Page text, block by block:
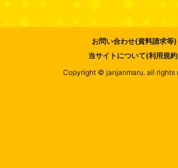
お問い合わせ(資料請求等)
当サイトについて(利用規
Copyright © janjanmaru. all rights